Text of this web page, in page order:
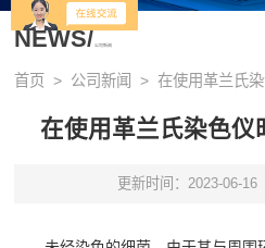
NEWS/公司新闻
首页 > 公司新闻 > 在使用革兰氏
在使用革兰氏染色仪
更新时间：2023-06-16